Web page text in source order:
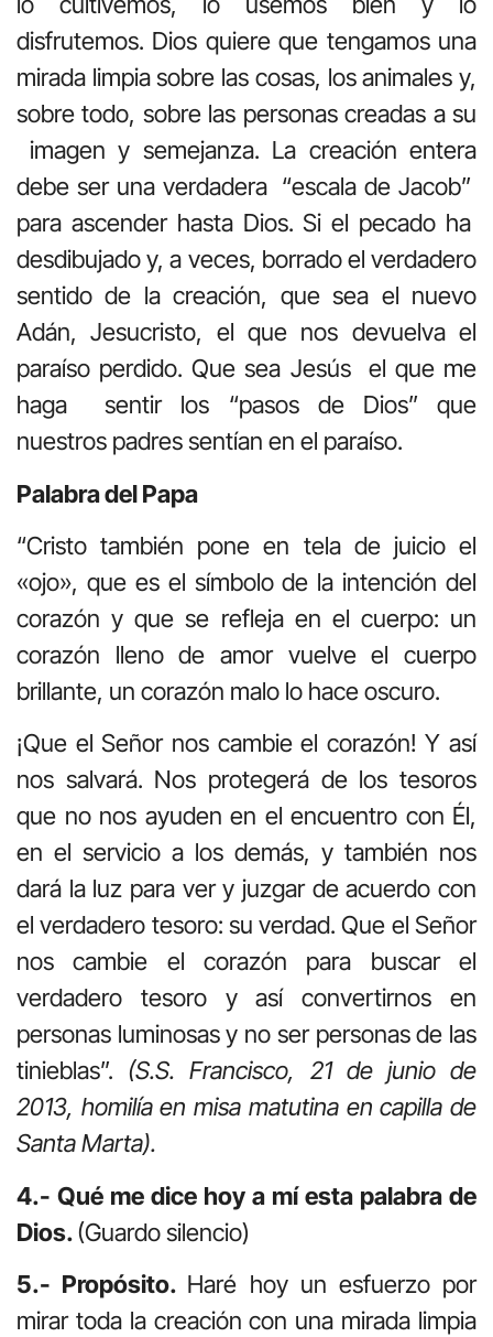
disfrutemos. Dios quiere que tengamos una
mirada limpia sobre las cosas, los animales y,
sobre todo, sobre las personas creadas a su
imagen y semejanza. La creación entera
debe ser una verdadera “escala de Jacob”
para ascender hasta Dios. Si el pecado ha
desdibujado y, a veces, borrado el verdadero
sentido de la creación, que sea el nuevo
Adán, Jesucristo, el que nos devuelva el
paraíso perdido. Que sea Jesús el que me
haga sentir los “pasos de Dios” que
nuestros padres sentían en el paraíso.
Palabra del Papa
“Cristo también pone en tela de juicio el
«ojo», que es el símbolo de la intención del
corazón y que se refleja en el cuerpo: un
corazón lleno de amor vuelve el cuerpo
brillante, un corazón malo lo hace oscuro.
¡Que el Señor nos cambie el corazón! Y así
nos salvará. Nos protegerá de los tesoros
que no nos ayuden en el encuentro con Él,
en el servicio a los demás, y también nos
dará la luz para ver y juzgar de acuerdo con
el verdadero tesoro: su verdad. Que el Señor
nos cambie el corazón para buscar el
verdadero tesoro y así convertirnos en
personas luminosas y no ser personas de las
tinieblas”. (S.S. Francisco, 21 de junio de
2013, homilía en misa matutina en capilla de
Santa Marta).
4.- Qué me dice hoy a mí esta palabra de
Dios.(Guardo silencio)
5.- Propósito. Haré hoy un esfuerzo por
mirar toda la creación con una mirada limpia